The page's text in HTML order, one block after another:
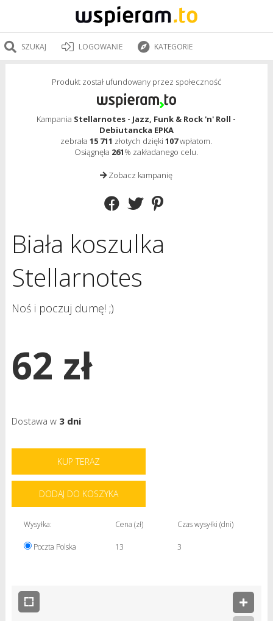
SZUKAJ LOGOWANIE KATEGORIE
Produkt został ufundowany przez społeczność
Kampania Stellarnotes - Jazz, Funk & Rock 'n' Roll -
Debiutancka EPKA
zebrała15 711 złotych dzięki107wpłatom.
Osiągnęła 261% zakładanego celu.
Zobacz kampanię
Biała koszulka
Stellarnotes
Noś i poczuj dumę! ;)
62 zł
Dostawa w 3 dni
KUP TERAZ
DODAJ DO KOSZYKA
Wysyłka: Cena (zł) Czas wysyłki (dni)
Poczta Polska 13 3